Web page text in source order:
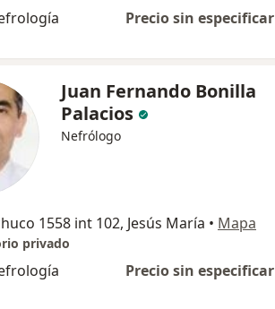
Precio sin especificar
Juan Fernando Bonilla
Palacios
Nefrólogo
1558 int 102, Jesús María • Mapa
privado
Precio sin especificar